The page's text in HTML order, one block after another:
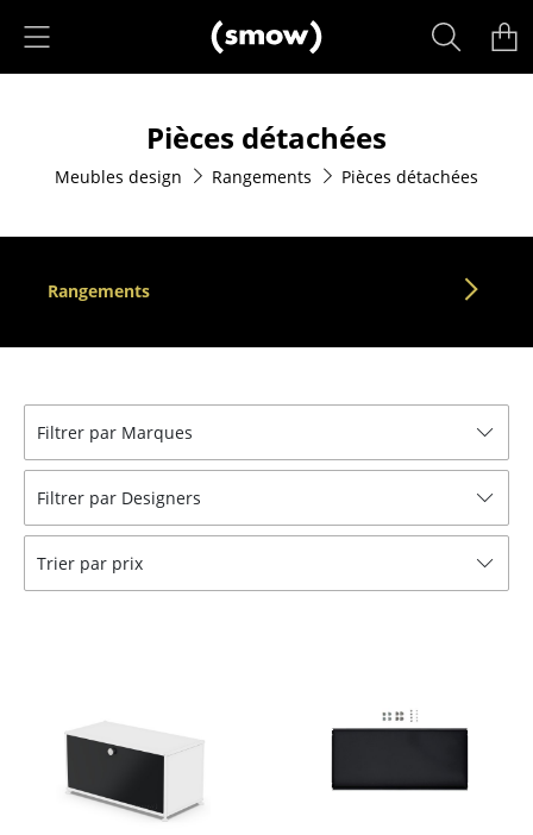
Chaises de cuisine & salle à manger
Canapés
Fauteuils
Chaises cantilever
Chaises et Tabourets de bar
Tabourets
Bancs & Chaises longues
Chaises enfants
Chaises à bascule
Chaises de bureau
Pièces détachées
Meubles design Rangements Pièces détachées
Rangements
Filtrer par Marques
Filtrer par Designers
Trier par prix